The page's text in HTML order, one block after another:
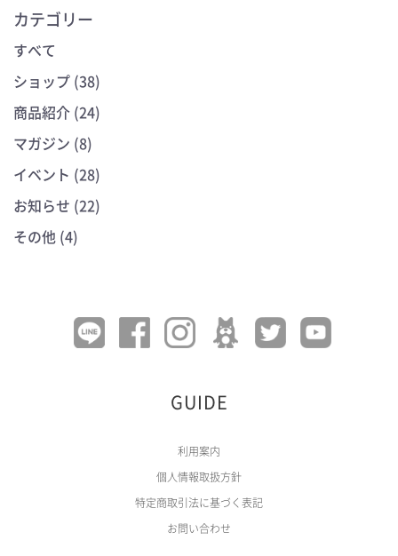
カテゴリー
すべて
ショップ (38)
商品紹介 (24)
マガジン (8)
イベント (28)
お知らせ (22)
その他 (4)
GUIDE
利用案内
個人情報取扱方針
特定商取引法に基づく表記
お問い合わせ